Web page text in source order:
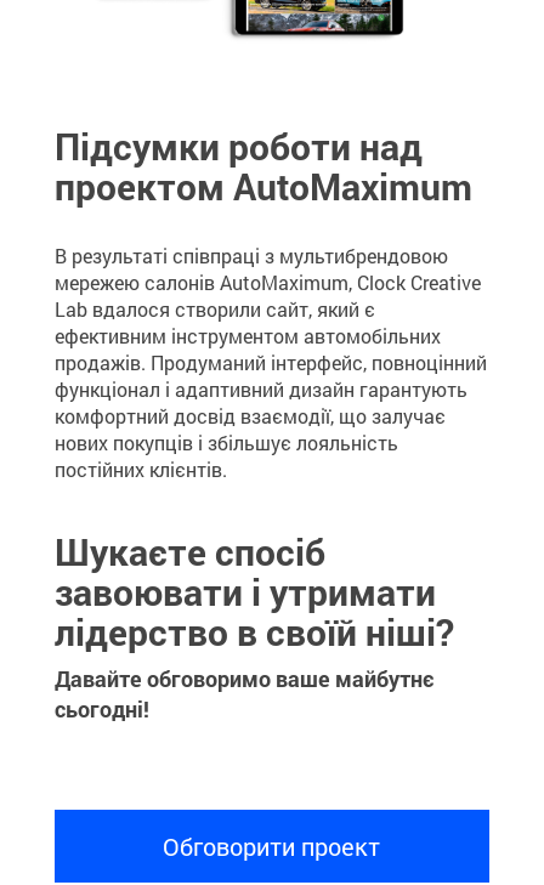
Підсумки роботи над
проектом AutoMaximum
В результаті співпраці з мультибрендовою
мережею салонів AutoMaximum, Clock Creative
Lab вдалося створили сайт, який є
ефективним інструментом автомобільних
продажів. Продуманий інтерфейс, повноцінний
функціонал і адаптивний дизайн гарантують
комфортний досвід взаємодії, що залучає
нових покупців і збільшує лояльність
постійних клієнтів.
Шукаєте спосіб
завоювати і утримати
лідерство в своїй ніші?
Давайте обговоримо ваше майбутнє
сьогодні!
Обговорити проект